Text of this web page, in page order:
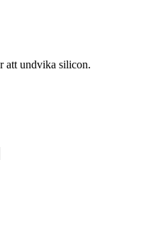
att undvika silicon.